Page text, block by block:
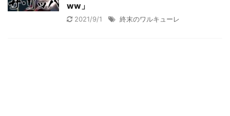
ww」
2021/9/1 終末のワルキューレ